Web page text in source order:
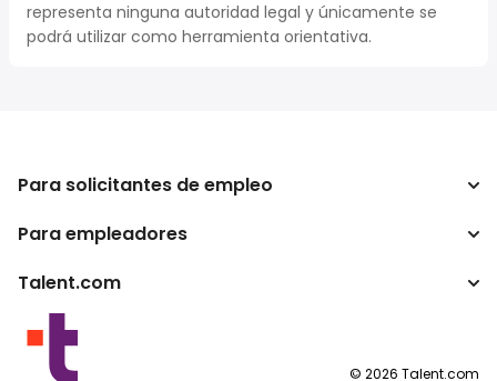
representa ninguna autoridad legal y únicamente se
podrá utilizar como herramienta orientativa.
Para solicitantes de empleo
Buscador de trabajo
Para empleadores
Empresa
Programas para publishers
Talent.com
Otros países
Condiciones de uso
© 2026 Talent.com